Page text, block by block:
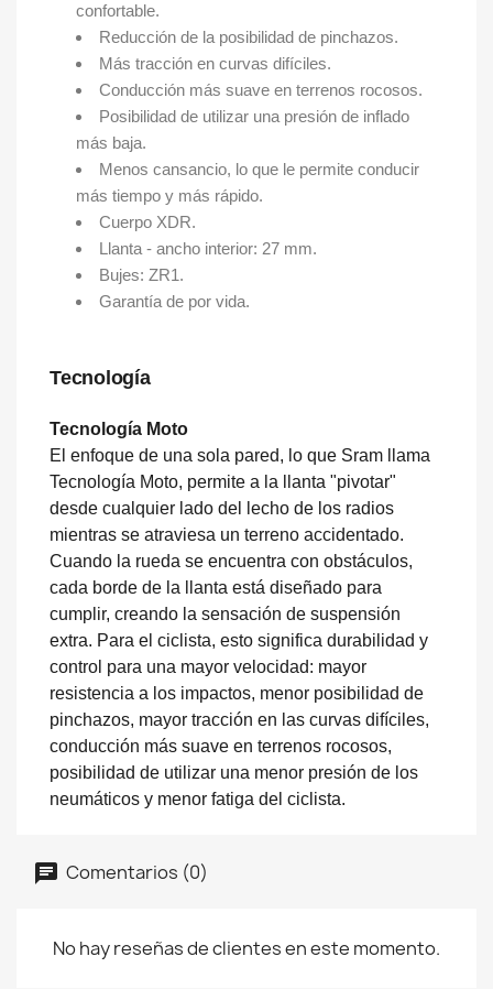
confortable.
Reducción de la posibilidad de pinchazos.
Más tracción en curvas difíciles.
Conducción más suave en terrenos rocosos.
Posibilidad de utilizar una presión de inflado
más baja.
Menos cansancio, lo que le permite conducir
más tiempo y más rápido.
Cuerpo XDR.
Llanta - ancho interior: 27 mm.
Bujes: ZR1.
Garantía de por vida.
Tecnología
Tecnología Moto
El enfoque de una sola pared, lo que Sram llama
Tecnología Moto, permite a la llanta "pivotar"
desde cualquier lado del lecho de los radios
mientras se atraviesa un terreno accidentado.
Cuando la rueda se encuentra con obstáculos,
cada borde de la llanta está diseñado para
cumplir, creando la sensación de suspensión
extra. Para el ciclista, esto significa durabilidad y
control para una mayor velocidad: mayor
resistencia a los impactos, menor posibilidad de
pinchazos, mayor tracción en las curvas difíciles,
conducción más suave en terrenos rocosos,
posibilidad de utilizar una menor presión de los
neumáticos y menor fatiga del ciclista.
Comentarios (0)
No hay reseñas de clientes en este momento.